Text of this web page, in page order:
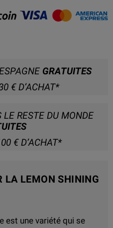
GRATUITES
€ D’ACHAT*
LE RESTE DU MONDE
€ D’ACHAT*
LA LEMON SHINING
est une variété qui se